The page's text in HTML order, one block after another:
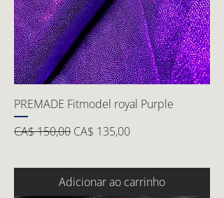
PREMADE Fitmodel royal Purple
Preço normal
CA$ 150,00 Preço promocional
CA$ 135,00
Adicionar ao carrinho